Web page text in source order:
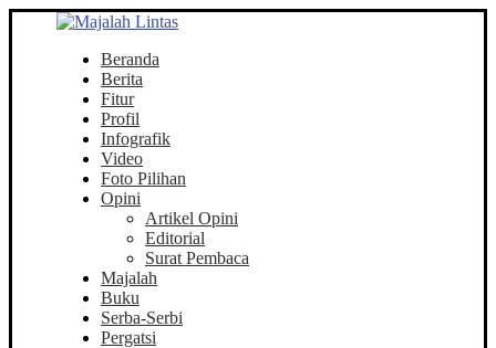
Beranda
Berita
Fitur
Profil
Infografik
Video
Foto Pilihan
Opini
Artikel Opini
Editorial
Surat Pembaca
Majalah
Buku
Serba-Serbi
Pergatsi